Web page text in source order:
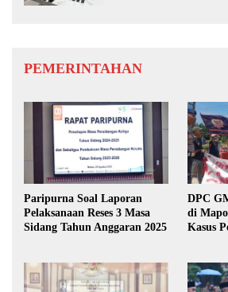
PEMERINTAHAN
Paripurna Soal Laporan
Pelaksanaan Reses 3 Masa
Sidang Tahun Anggaran 2025
DPC
di
Kasus